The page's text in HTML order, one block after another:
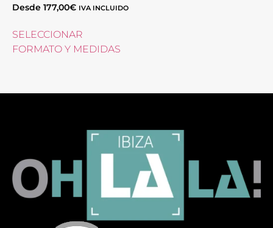
Desde 177,00€ IVA INCLUIDO
SELECCIONAR
FORMATO Y MEDIDAS